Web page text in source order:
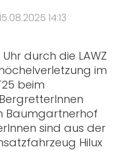
14:13
durch die LAWZ
im
beim
Baumgartnerhof
sind aus der
Hilux